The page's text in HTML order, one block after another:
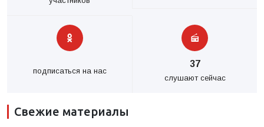
подписаться на нас
37
слушают сейчас
Свежие материалы